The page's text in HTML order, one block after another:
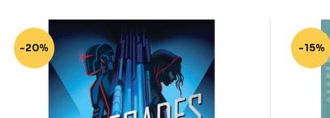
-20% -15%